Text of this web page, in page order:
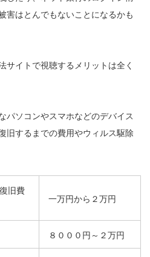
害はとんでもないことになるかも
サイトで視聴するメリットは全く
パソコンやスマホなどのデバイス
旧するまでの費用やウィルス駆除
旧費
一万円から２万円
８０００円～２万円